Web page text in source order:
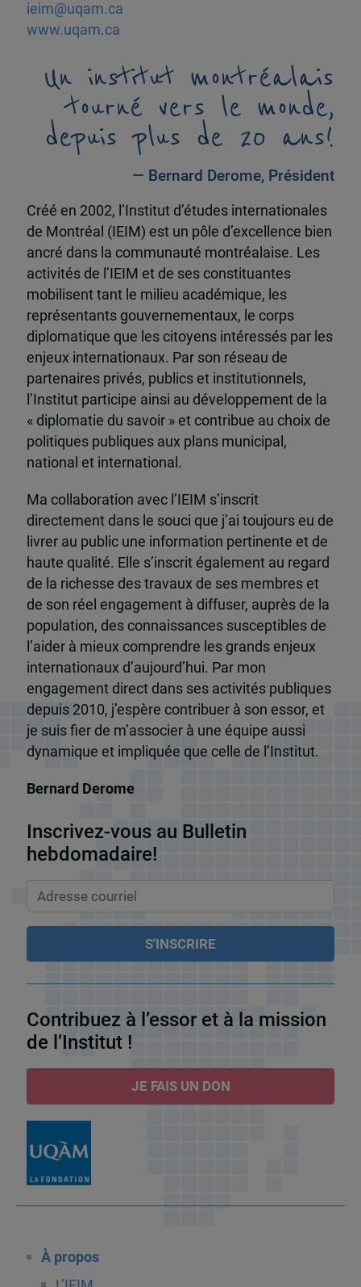
ieim@uqam.ca
www.uqam.ca
Un institut montréalais
tourné vers le monde,
depuis plus de 20 ans!
— Bernard Derome, Président
Créé en 2002, l’Institut d’études internationales
de Montréal (IEIM) est un pôle d’excellence bien
ancré dans la communauté montréalaise. Les
activités de l’IEIM et de ses constituantes
mobilisent tant le milieu académique, les
représentants gouvernementaux, le corps
diplomatique que les citoyens intéressés par les
enjeux internationaux. Par son réseau de
partenaires privés, publics et institutionnels,
l’Institut participe ainsi au développement de la
« diplomatie du savoir » et contribue au choix de
politiques publiques aux plans municipal,
national et international.
Ma collaboration avec l’IEIM s’inscrit
directement dans le souci que j’ai toujours eu de
livrer au public une information pertinente et de
haute qualité. Elle s’inscrit également au regard
de la richesse des travaux de ses membres et
de son réel engagement à diffuser, auprès de la
population, des connaissances susceptibles de
l’aider à mieux comprendre les grands enjeux
internationaux d’aujourd’hui. Par mon
engagement direct dans ses activités publiques
depuis 2010, j’espère contribuer à son essor, et
je suis fier de m’associer à une équipe aussi
dynamique et impliquée que celle de l’Institut.
Bernard Derome
Inscrivez-vous au Bulletin
hebdomadaire!
Contribuez à l’essor et à la mission
de l’Institut !
JE FAIS UN DON
À propos